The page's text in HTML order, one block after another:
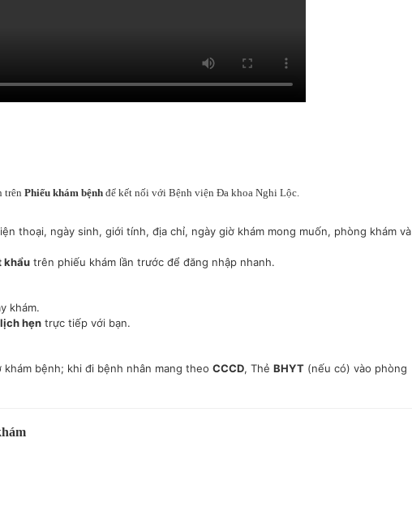
trên Phiếu khám bệnh để kết nối với Bệnh viện Đa khoa Nghi Lộc.
thoại, ngày sinh, giới tính, địa chỉ, ngày giờ khám mong muốn, phòng khám và
khẩu trên phiếu khám lần trước để đăng nhập nhanh.
khám.
hẹn trực tiếp với bạn.
bệnh; khi đi bệnh nhân mang theo CCCD, Thẻ BHYT (nếu có) vào phòng